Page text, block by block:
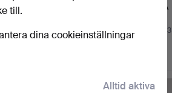
DATEJUST
4 sep 2023
2 x FUNKTIONELLA
Klubbades 29 aug 2023
till.
dina cookieinställningar
Alltid aktiva